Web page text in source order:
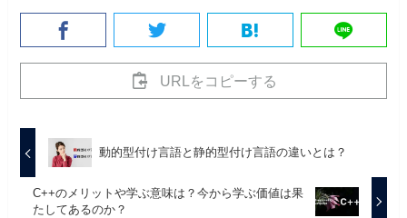
URLをコピーする
動的型付け言語と静的型付け言語の違いとは？
C++のメリットや学ぶ意味は？今から学ぶ価値は果
たしてあるのか？